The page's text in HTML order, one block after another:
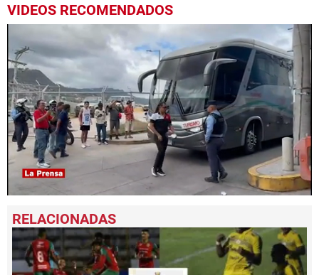
VIDEOS RECOMENDADOS
seconds
of
2
minutes,
8
seconds